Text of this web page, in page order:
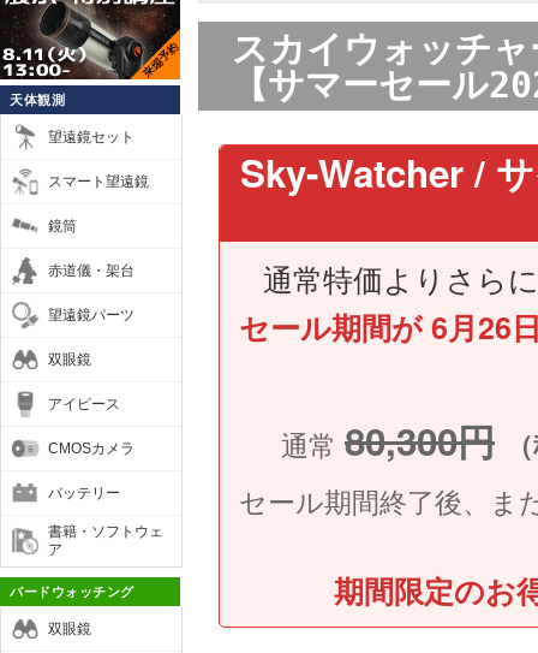
天体観測
望遠鏡セット
スマート望遠鏡
鏡筒
赤道儀・架台
望遠鏡パーツ
双眼鏡
アイピース
CMOSカメラ
バッテリー
書籍・ソフトウェ
ア
バードウォッチング
双眼鏡
スカイウォッ
【サマーセール
Sky-Watcher /
通常特価よりさら
セール期間が 6月26
通常 80,300円
セール期間終了後、ま
期間限定のお